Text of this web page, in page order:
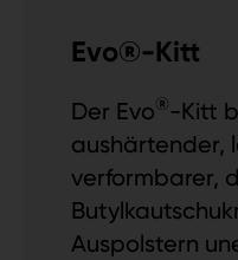
Evo®-Kitt
Der Evo®-Kitt
aushärtender,
verformbarer,
Auspolstern